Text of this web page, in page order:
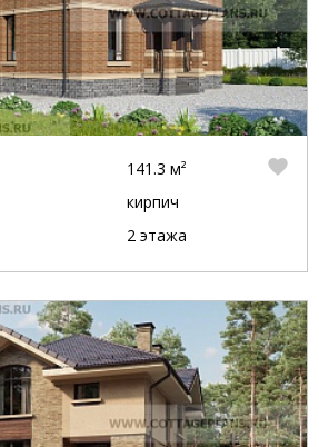
141.3 м²
кирпич
2 этажа